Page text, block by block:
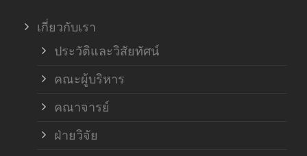
เกี่ยวกับเรา
ประวัติและวิสัยทัศน์
คณะผู้บริหาร
คณาจารย์
ฝ่ายวิจัย